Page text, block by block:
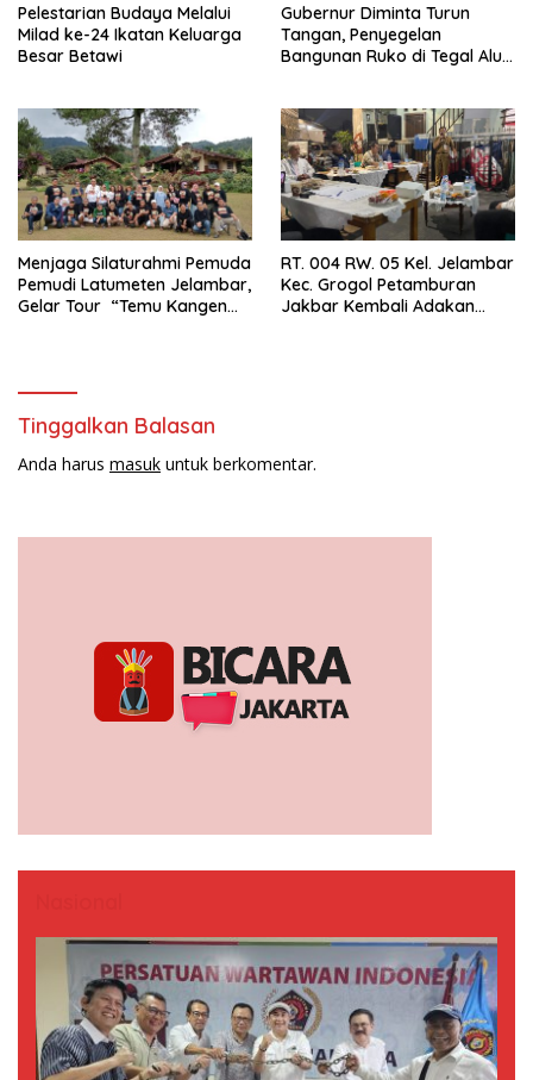
Pelestarian Budaya Melalui
Milad ke-24 Ikatan Keluarga
Besar Betawi
Gubernur Diminta Turun
Tangan, Penyegelan
Bangunan Ruko di Tegal Alur
Menjaga Silaturahmi Pemuda
Pemudi Latumeten Jelambar,
Gelar Tour “Temu Kangen
RT. 004 RW. 05 Kel. Jelambar
Kec. Grogol Petamburan
Jakbar Kembali Adakan
Tinggalkan Balasan
Anda harus masuk untuk berkomentar.